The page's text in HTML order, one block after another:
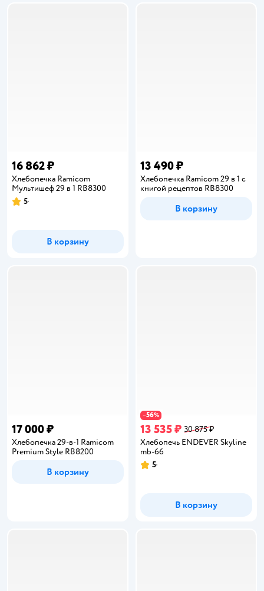
16 862 ₽
Хлебопечка Ramicom
Мультишеф 29 в 1 RB8300
Рейтинг:
5
В корзину
13 490 ₽
Хлебопечка Ramicom 29 в 1 с
книгой рецептов RB8300
В корзину
17 000 ₽
Хлебопечка 29-в-1 Ramicom
Premium Style RB8200
В корзину
−56%
13 535 ₽ 30 875 ₽
Хлебопечь ENDEVER Skyline
mb-66
Рейтинг:
5
В корзину